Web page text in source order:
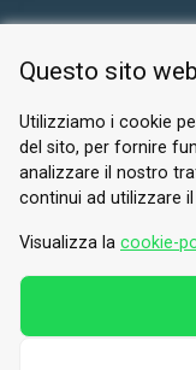
©
E-
Questo sito
Utilizziamo i cookie
del sito, per fornire
analizzare il nostro
continui ad utilizzare
Visualizza la cookie-